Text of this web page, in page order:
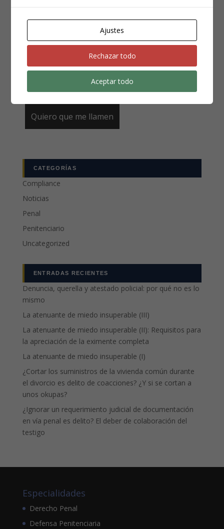
Teléfono
CATEGORÍAS
Compliance
Noticias
Penal
Penitenciario
Uncategorized
ENTRADAS RECIENTES
Denuncia, querella y atestado policial: por qué no es lo
mismo
La atenuante de miedo insuperable (III)
La atenuante de miedo insuperable (II): Requisitos para
la apreciación de la eximente completa
La atenuante de miedo insuperable (I)
¿Cortar los suministros de la vivienda común durante
el divorcio es delito de coacciones? ¿Y si se cortan a
unos okupas?
¿Ignorar un requerimiento judicial de documentación
en vía penal es delito? El deber de colaboración del
testigo
Especialidades
Derecho Penal
Defensa Penitenciaria
Ajustes
Rechazar todo
Aceptar todo